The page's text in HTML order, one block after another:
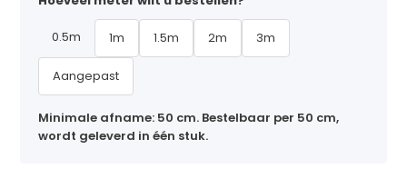
0.5m 1m 1.5m 2m 3m
Aangepast
Minimale afname: 50 cm. Bestelbaar per 50 cm,
wordt geleverd in één stuk.